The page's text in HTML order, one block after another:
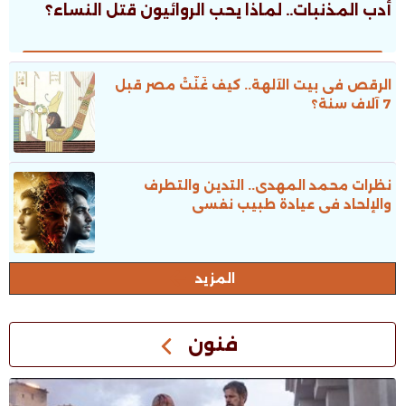
أدب المذنبات.. لماذا يحب الروائيون قتل النساء؟
الرقص فى بيت الآلهة.. كيف غَنَّتْ مصر قبل
7 آلاف سنة؟
نظرات محمد المهدى.. التدين والتطرف
والإلحاد فى عيادة طبيب نفسى
المزيد
فنون